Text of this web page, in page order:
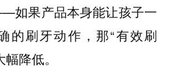
如果产品本身能让孩子一
的刷牙动作，那“有效刷
降低。